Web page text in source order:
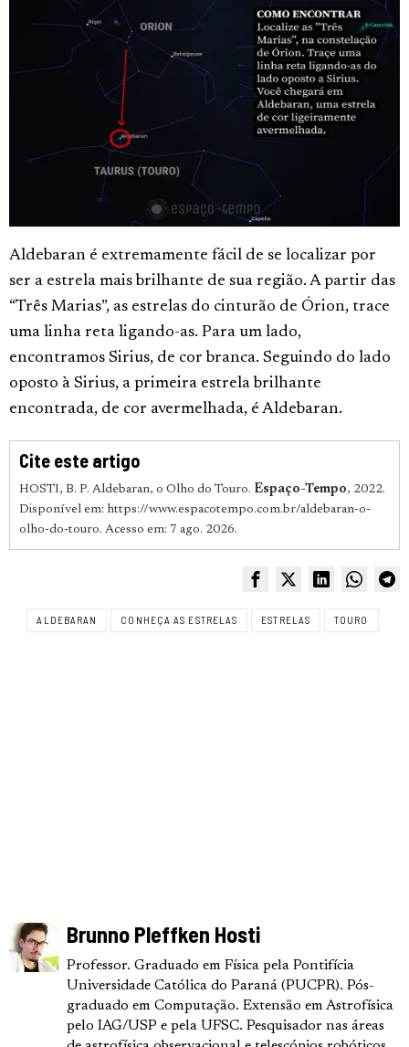
Aldebaran é extremamente fácil de se localizar por
ser a estrela mais brilhante de sua região. A partir das
“Três Marias”, as estrelas do cinturão de Órion, trace
uma linha reta ligando-as. Para um lado,
encontramos Sirius, de cor branca. Seguindo do lado
oposto à Sirius, a primeira estrela brilhante
encontrada, de cor avermelhada, é Aldebaran.
Cite este artigo
HOSTI, B. P. Aldebaran, o Olho do Touro. Espaço-Tempo, 2022.
Disponível em: https://www.espacotempo.com.br/aldebaran-o-
olho-do-touro. Acesso em: 7 ago. 2026.
ALDEBARAN CONHEÇA AS ESTRELAS ESTRELAS TOURO
Brunno Pleffken Hosti
Professor. Graduado em Física pela Pontifícia
Universidade Católica do Paraná (PUCPR). Pós-
graduado em Computação. Extensão em Astrofísica
pelo IAG/USP e pela UFSC. Pesquisador nas áreas